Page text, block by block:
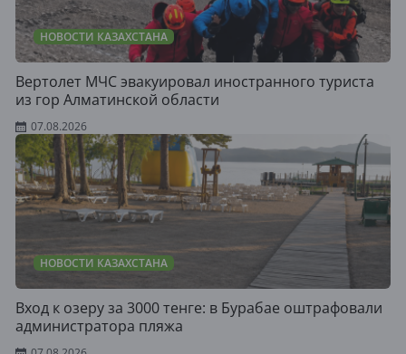
НОВОСТИ КАЗАХСТАНА
Вертолет МЧС эвакуировал иностранного туриста
из гор Алматинской области
07.08.2026
НОВОСТИ КАЗАХСТАНА
Вход к озеру за 3000 тенге: в Бурабае оштрафовали
администратора пляжа